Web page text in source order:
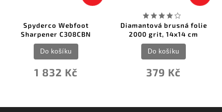
Spyderco Webfoot
Sharpener C308CBN
1 832 Kč
Do košíku
Diamantová brusná folie
2000 grit, 14x14 cm
379 Kč
Do košíku